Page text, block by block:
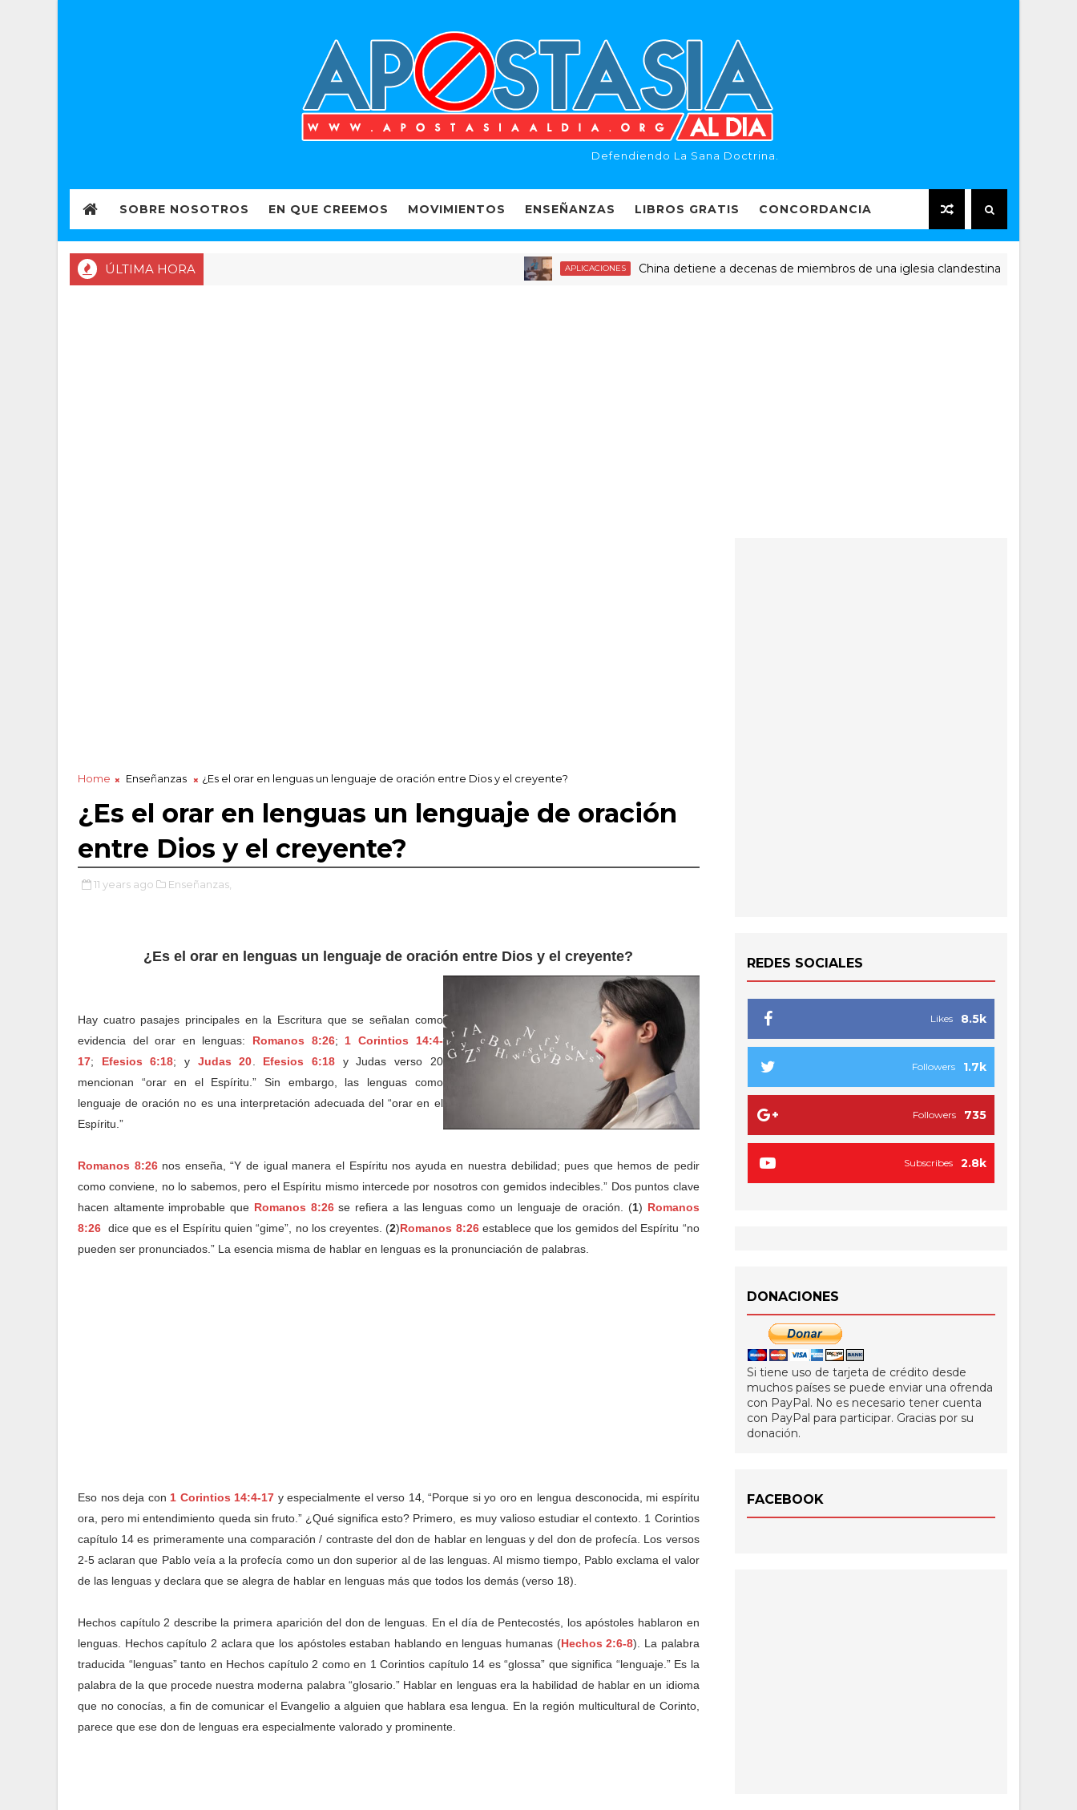
Defendiendo La Sana Doctrina.
SOBRE NOSOTROS EN QUE CREEMOS MOVIMIENTOS ENSEÑANZAS LIBROS GRATIS CONCORDANCIA
ÚLTIMA HORA APLICACIONES China detiene a decenas de miembros de una iglesia clandestina
Home Enseñanzas ¿Es el orar en lenguas un lenguaje de oración entre Dios y el creyente?
¿Es el orar en lenguas un lenguaje de oración
entre Dios y el creyente?
11 years ago Enseñanzas,
¿Es el orar en lenguas un lenguaje de oración entre Dios y el creyente?
Hay cuatro pasajes principales en la Escritura que se señalan como
evidencia del orar en lenguas: Romanos 8:26; 1 Corintios 14:4-
17; Efesios 6:18; y Judas 20 Efesios 6:18y Judas verso 20
mencionan “orar en el Espíritu.” Sin embargo, las lenguas como
lenguaje de oración no es una interpretación adecuada del “orar en el
Espíritu.”
Romanos 8:26nos enseña, “Y de igual manera el Espíritu nos ayuda en nuestra debilidad; pues que hemos de pedir
como conviene, no lo sabemos, pero el Espíritu mismo intercede por nosotros con gemidos indecibles.” Dos puntos clave
hacen altamente improbable que Romanos 8:26se refiera a las lenguas como un lenguaje de oración. (1) Romanos
8:26 dice que es el Espíritu quien “gime”, no los creyentes. (2)Romanos 8:26establece que los gemidos del Espíritu “no
pueden ser pronunciados.” La esencia misma de hablar en lenguas es la pronunciación de palabras.
Eso nos deja con 1 Corintios 14:4-17 y especialmente el verso 14, “Porque si yo oro en lengua desconocida, mi espíritu
ora, pero mi entendimiento queda sin fruto.” ¿Qué significa esto? Primero, es muy valioso estudiar el contexto. 1 Corintios
capítulo 14 es primeramente una comparación / contraste del don de hablar en lenguas y del don de profecía. Los versos
2-5 aclaran que Pablo veía a la profecía como un don superior al de las lenguas. Al mismo tiempo, Pablo exclama el valor
de las lenguas y declara que se alegra de hablar en lenguas más que todos los demás (verso 18).
Hechos capítulo 2 describe la primera aparición del don de lenguas. En el día de Pentecostés, los apóstoles hablaron en
lenguas. Hechos capítulo 2 aclara que los apóstoles estaban hablando en lenguas humanas (Hechos 2:6-8). La palabra
traducida “lenguas” tanto en Hechos capítulo 2 como en 1 Corintios capítulo 14 es “glossa” que significa “lenguaje.” Es la
palabra de la que procede nuestra moderna palabra “glosario.” Hablar en lenguas era la habilidad de hablar en un idioma
que no conocías, a fin de comunicar el Evangelio a alguien que hablara esa lengua. En la región multicultural de Corinto,
parece que ese don de lenguas era especialmente valorado y prominente.
REDES SOCIALES
8.5k
Likes
1.7k
Followers
735
Followers
2.8k
Subscribes
DONACIONES
Si tiene uso de tarjeta de crédito desde
muchos países se puede enviar una ofrenda
con PayPal. No es necesario tener cuenta
con PayPal para participar. Gracias por su
donación.
FACEBOOK